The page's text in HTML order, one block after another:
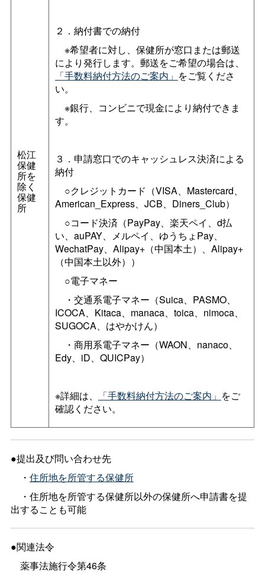
松江
保健
所を
除く
保健
所
２．納付書での納付
※希望者に対し、保健所が窓口または郵送
により発行します。郵送をご希望の場合は、
「手数料納付方法のご案内」 をご覧くださ
い。
※銀行、コンビニで現金により納付できま
す。
３．申請窓口でのキャッシュレス決済による
納付
○クレジットカード（VISA、Mastercard、
American_Express、JCB、Diners_Club）
○コード決済（PayPay、楽天ペイ、d払
い、auPAY、メルペイ、ゆうちょPay、
WechatPay、Alipay+（中国本土）、Alipay+
（中国本土以外））
○電子マネー
・交通系電子マネー（Suica、PASMO、
ICOCA、Kitaca、manaca、toica、nimoca、
SUGOCA、はやかけん）
・商用系電子マネー（WAON、nanaco、
Edy、iD、QUICPay）
※詳細は、 「手数料納付方法のご案内」 をご
確認ください。
●提出及び問い合わせ先
・ 住所地を所管する保健所
・住所地を所管する保健所以外の保健所へ申請書を提
出することも可能
●関連法令
薬事法施行令第46条